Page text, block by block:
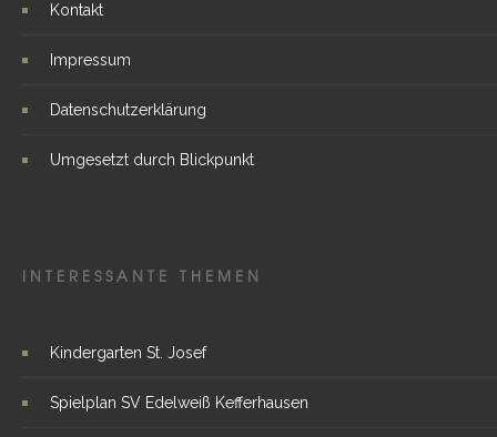
Kontakt
Impressum
Datenschutzerklärung
Umgesetzt durch Blickpunkt
INTERESSANTE THEMEN
Kindergarten St. Josef
Spielplan SV Edelweiß Kefferhausen